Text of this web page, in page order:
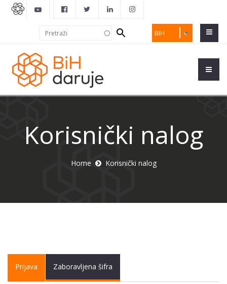
BIH
Search
form
Korisnički nalog
Home Korisnički nalog
Primary tabs
Prijava (activeZaboravljena šifra